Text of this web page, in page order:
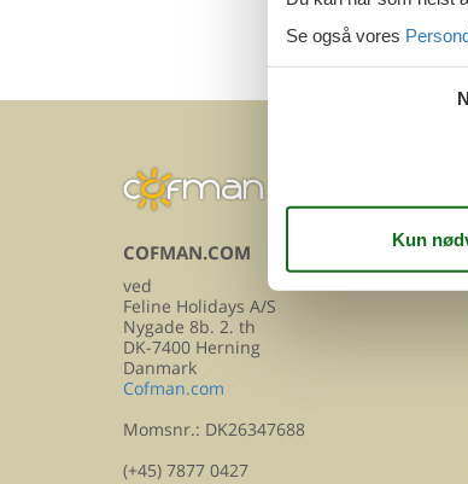
COFMAN.COM
ved
Feline Holidays A/S
Nygade 8b. 2. th
DK-7400 Herning
Danmark
Cofman.com
Momsnr.: DK26347688
(+45) 7877 0427
Se også vores